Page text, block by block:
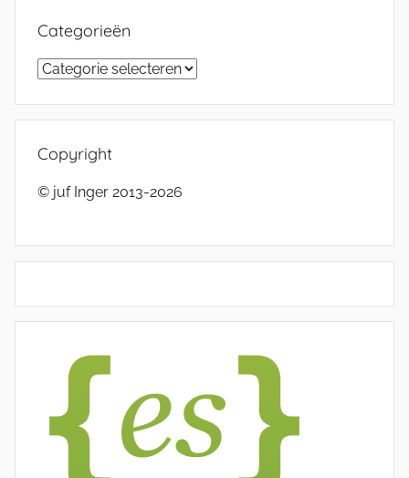
Categorieën
Categorieën
Copyright
© juf Inger 2013-2026